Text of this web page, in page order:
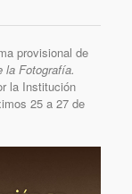
provisional de
la Fotografía.
la Institución
25 a 27 de